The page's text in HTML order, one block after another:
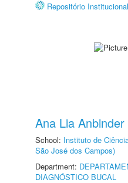
Repositório
Ana Lia Anbinder
School: Instituto de
São José dos Campos)
Department:
DIAGNÓSTICO BUCAL